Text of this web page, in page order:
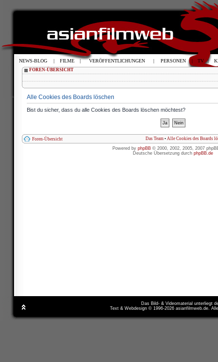
FOREN-ÜBERSICHT
Alle Cookies des Boards löschen
Bist du sicher, dass du alle Cookies des Boards löschen möchtest?
Foren-Übersicht Das Team • Alle Cookies des Boards
Powered by phpBB © 2000, 2002, 2005, 2007
Deutsche Übersetzung durch phpBB.de
Das Bild- & Videomaterial unterliegt
Text & Webdesign © 1996-2026 asianfilmweb.de.
NEWS-BLOG | FILME | VERÖFFENTLICHUNGEN | PERSONEN | TV |